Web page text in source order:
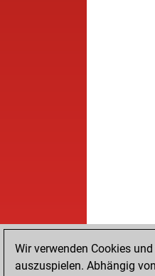
Wir verwenden Cookies
auszuspielen. Abhängig